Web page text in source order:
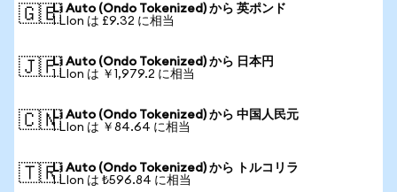
🇬🇧Li Auto (Ondo Tokenized) から 英ポンド
1 LIon は £9.32 に相当
🇯🇵Li Auto (Ondo Tokenized) から 日本円
1 LIon は ￥1,979.2 に相当
🇨🇳Li Auto (Ondo Tokenized) から 中国人民元
1 LIon は ￥84.64 に相当
🇹🇷Li Auto (Ondo Tokenized) から トルコリラ
1 LIon は ₺596.84 に相当